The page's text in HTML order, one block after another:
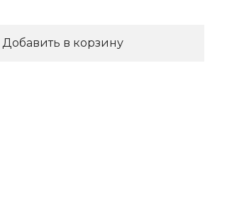
Добавить в корзину